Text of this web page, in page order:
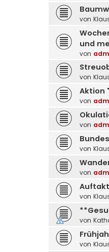
von
und
von
von
Aktion
von
von
von
von
von
von
von